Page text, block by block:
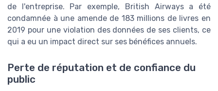
de l'entreprise. Par exemple, British Airways a été
condamnée à une amende de 183 millions de livres en
2019 pour une violation des données de ses clients, ce
qui a eu un impact direct sur ses bénéfices annuels.
Perte de réputation et de confiance du
public